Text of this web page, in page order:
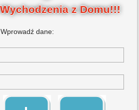
z Domu!!!
Wprowadź dane: